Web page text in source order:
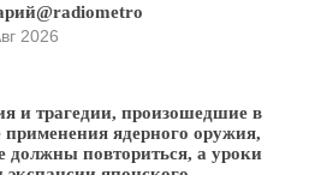
2026
и трагедии, произошедшие в
применения ядерного оружия,
должны повториться, а уроки